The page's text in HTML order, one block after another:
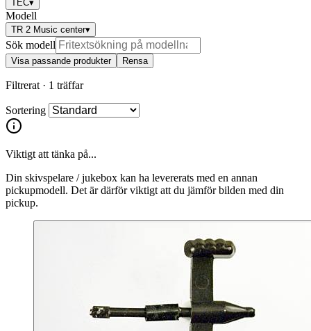
TEC▾
Modell
TR 2 Music center▾
Sök modell
Visa passande produkter Rensa
Filtrerat · 1 träffar
Sortering
Viktigt att tänka på...
Din skivspelare / jukebox kan ha levererats med en annan
pickupmodell. Det är därför viktigt att du jämför bilden med din
pickup.